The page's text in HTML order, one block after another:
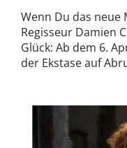
Wenn Du das neue
Regisseur Damien
Glück: Ab dem 6.
der Ekstase auf